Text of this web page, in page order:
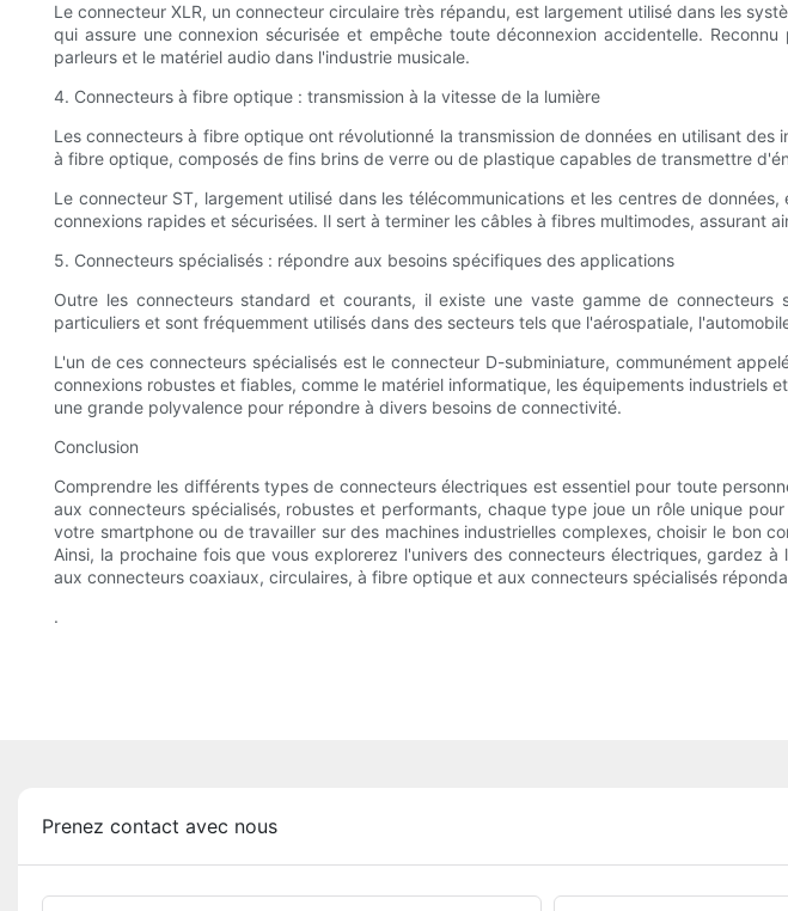
Le connecteur XLR, un connecteur circulaire très répandu, est largement utilisé dans les
qui assure une connexion sécurisée et empêche toute déconnexion accidentelle.
parleurs et le matériel audio dans l'industrie musicale.
4. Connecteurs à fibre optique : transmission à la vitesse de la lumière
Les connecteurs à fibre optique ont révolutionné la transmission de données en utilisant
à fibre optique, composés de fins brins de verre ou de plastique capables de transmettre
Le connecteur ST, largement utilisé dans les télécommunications et les centres de
connexions rapides et sécurisées. Il sert à terminer les câbles à fibres multimodes, assurant
5. Connecteurs spécialisés : répondre aux besoins spécifiques des applications
Outre les connecteurs standard et courants, il existe une vaste gamme de
particuliers et sont fréquemment utilisés dans des secteurs tels que l'aérospatiale,
L'un de ces connecteurs spécialisés est le connecteur D-subminiature, communément
connexions robustes et fiables, comme le matériel informatique, les équipements
une grande polyvalence pour répondre à divers besoins de connectivité.
Conclusion
Comprendre les différents types de connecteurs électriques est essentiel pour toute
aux connecteurs spécialisés, robustes et performants, chaque type joue un rôle unique
votre smartphone ou de travailler sur des machines industrielles complexes, choisir le bon
Ainsi, la prochaine fois que vous explorerez l'univers des connecteurs électriques, gardez
aux connecteurs coaxiaux, circulaires, à fibre optique et aux connecteurs spécialisés
.
Prenez contact avec nous